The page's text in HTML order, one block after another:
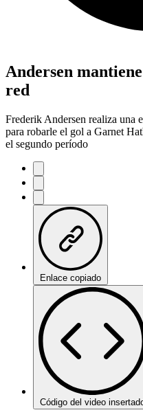
Andersen
red
Frederik Andersen realiza una
para robarle el gol a Garnet
el segundo período
Enlace copiado
Código del video